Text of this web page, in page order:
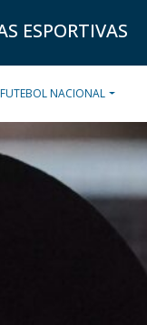
ESPORTIVAS
FUTEBOL NACIONAL